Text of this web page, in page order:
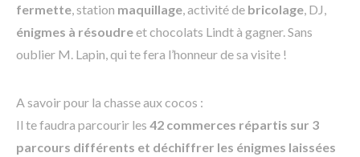
fermette, station maquillage, activité de bricolage, DJ,
énigmes à résoudreet chocolats Lindt à gagner. Sans
oublier M. Lapin, qui te fera l’honneur de sa visite !
A savoir pour la chasse aux cocos :
Il te faudra parcourir les 42 commerces répartis sur 3
parcours différents et déchiffrer les énigmes laissées